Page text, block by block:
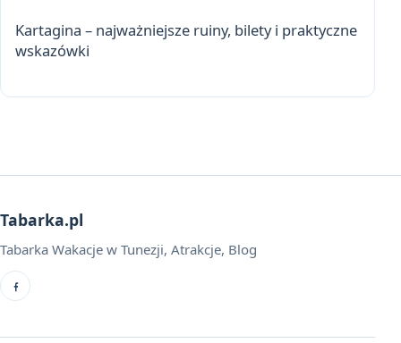
Kartagina – najważniejsze ruiny, bilety i praktyczne
wskazówki
Tabarka.pl
Tabarka Wakacje w Tunezji, Atrakcje, Blog